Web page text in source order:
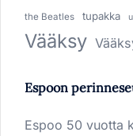
the Beatles tupakka
Vääksy
Espoon
Espoo 50 vuotta